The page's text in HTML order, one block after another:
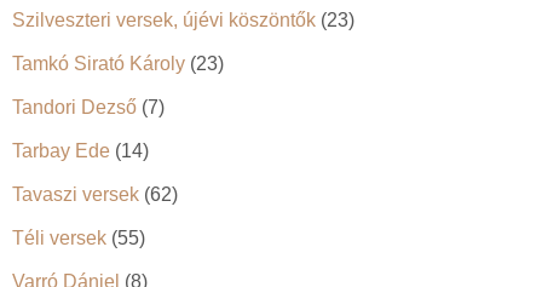
Szilveszteri versek, újévi köszöntők (23)
Tamkó Sirató Károly (23)
Tandori Dezső (7)
Tarbay Ede (14)
Tavaszi versek (62)
Téli versek (55)
Varró Dániel (8)